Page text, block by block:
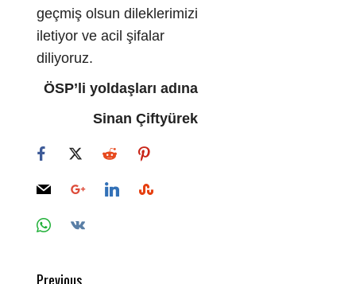
geçmiş olsun dileklerimizi
iletiyor ve acil şifalar
diliyoruz.
ÖSP’li yoldaşları adına
Sinan Çiftyürek